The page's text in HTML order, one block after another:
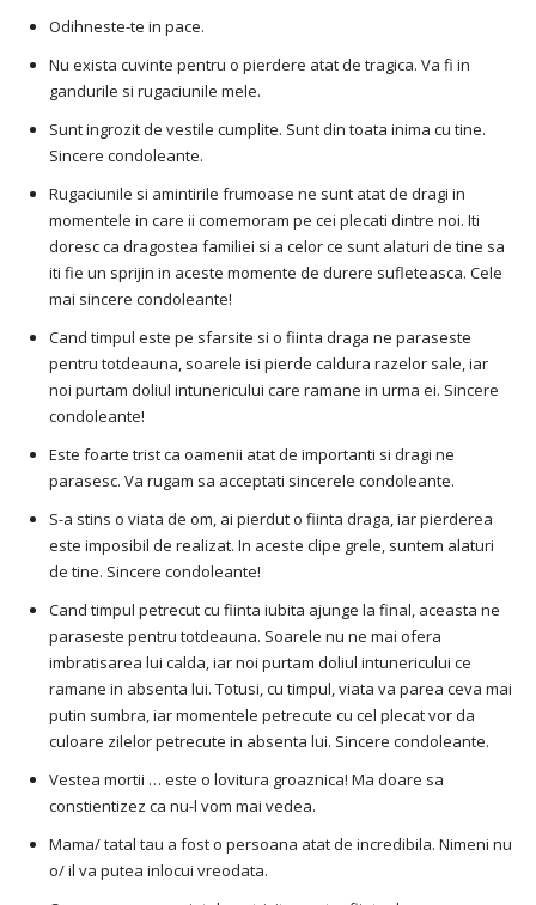
Odihneste-te in pace.
Nu exista cuvinte pentru o pierdere atat de tragica. Va fi in
gandurile si rugaciunile mele.
Sunt ingrozit de vestile cumplite. Sunt din toata inima cu tine.
Sincere condoleante.
Rugaciunile si amintirile frumoase ne sunt atat de dragi in
momentele in care ii comemoram pe cei plecati dintre noi. Iti
doresc ca dragostea familiei si a celor ce sunt alaturi de tine sa
iti fie un sprijin in aceste momente de durere sufleteasca. Cele
mai sincere condoleante!
Cand timpul este pe sfarsite si o fiinta draga ne paraseste
pentru totdeauna, soarele isi pierde caldura razelor sale, iar
noi purtam doliul intunericului care ramane in urma ei. Sincere
condoleante!
Este foarte trist ca oamenii atat de importanti si dragi ne
parasesc. Va rugam sa acceptati sincerele condoleante.
S-a stins o viata de om, ai pierdut o fiinta draga, iar pierderea
este imposibil de realizat. In aceste clipe grele, suntem alaturi
de tine. Sincere condoleante!
Cand timpul petrecut cu fiinta iubita ajunge la final, aceasta ne
paraseste pentru totdeauna. Soarele nu ne mai ofera
imbratisarea lui calda, iar noi purtam doliul intunericului ce
ramane in absenta lui. Totusi, cu timpul, viata va parea ceva mai
putin sumbra, iar momentele petrecute cu cel plecat vor da
culoare zilelor petrecute in absenta lui. Sincere condoleante.
Vestea mortii … este o lovitura groaznica! Ma doare sa
constientizez ca nu-l vom mai vedea.
Mama/ tatal tau a fost o persoana atat de incredibila. Nimeni nu
o/ il va putea inlocui vreodata.